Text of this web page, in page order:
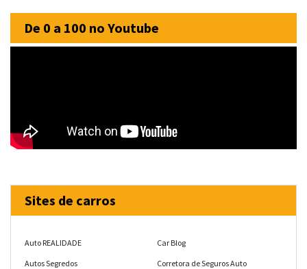
De 0 a 100 no Youtube
Sites de carros
Auto REALIDADE
Autos Segredos
Car Blog
Corretora de Seguros Auto